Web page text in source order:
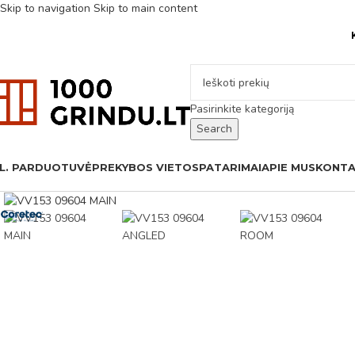
Skip to navigation Skip to main content
Pasirinkite kategoriją
Search
PARDUOTUVĖPREKYBOS VIETOSPATARIMAIAPIE MUS